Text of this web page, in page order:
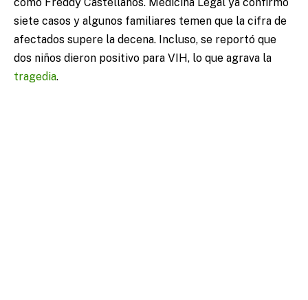
siete casos y algunos familiares temen que la cifra de
afectados supere la decena. Incluso, se reportó que
dos niños dieron positivo para VIH, lo que agrava la
tragedia.